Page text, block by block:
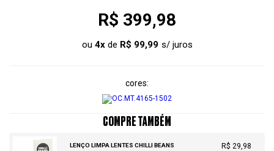
R$ 399,98
ou 4xde R$ 99,99
cores
COMPRE TAMBÉM
LENÇO LIMPA LENTES CHILLI BEANS R$ 29,98